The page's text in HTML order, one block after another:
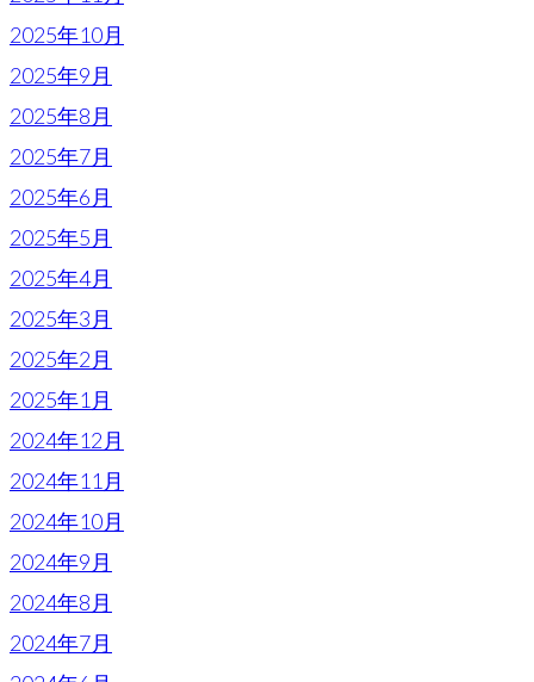
2025年10月
2025年9月
2025年8月
2025年7月
2025年6月
2025年5月
2025年4月
2025年3月
2025年2月
2025年1月
2024年12月
2024年11月
2024年10月
2024年9月
2024年8月
2024年7月